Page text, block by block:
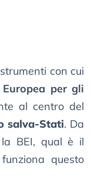
con cui
Europea per gli
al centro del
salva-Stati. Da
BEI, qual è il
questo